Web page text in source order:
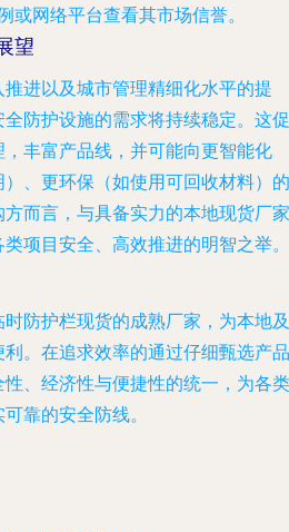
或网络平台查看其市场信誉。
望
进以及城市管理精细化水平的提
防护设施的需求将持续稳定。这促
丰富产品线，并可能向更智能化
、更环保（如使用可回收材料）的
而言，与具备实力的本地现货厂家
项目安全、高效推进的明智之举。
防护栏现货的成熟厂家，为本地及
。在追求效率的通过仔细甄选产品
、经济性与便捷性的统一，为各类
靠的安全防线。